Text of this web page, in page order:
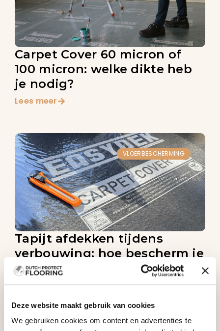
Deze website maakt gebruik van cookies
We gebruiken cookies om content en advertenties te
Carpet Cover 60 micron of
100 micron: welke dikte heb
je nodig?
Lees meer
VLOERBESCHERMING
Tapijt afdekken tijdens
verbouwing: hoe bescherm je
tapijt tegen vuil en schade?
Lees meer